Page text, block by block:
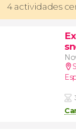
4 actividades